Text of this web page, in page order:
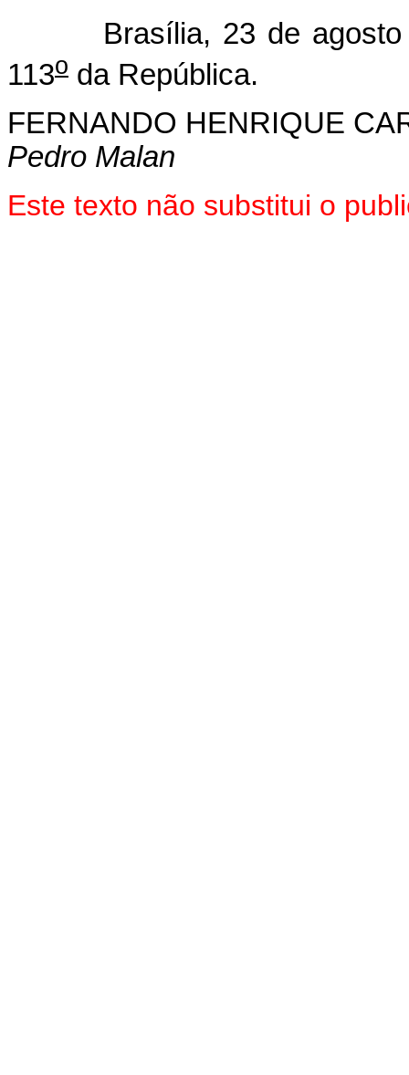
Brasília, 23 de agosto
113o da República.
FERNANDO HENRIQUE
Pedro Malan
Este texto não substitui o